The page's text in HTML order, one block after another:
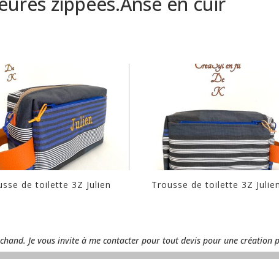
de toilette 3Z Julien Trousse de toilette 3Z
Je vous invite à me contacter pour tout devis pour une création